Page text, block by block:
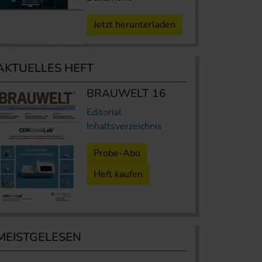
Jetzt herunterladen
HEFT
BRAUWELT 16
Editorial
Inhaltsverzeichnis
Probe-Abo
Heft kaufen